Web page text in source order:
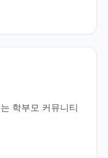
학부모 커뮤니티